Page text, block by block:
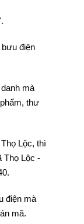
điện
mà
thư
Lộc, thì
Thọ Lộc -
điện mà
mã.